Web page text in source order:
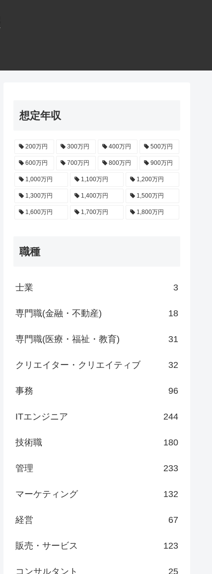
想定年収
200万円 300万円 400万円 500万円
600万円 700万円 800万円 900万円
1,000万円 1,100万円 1,200万円
1,300万円 1,400万円 1,500万円
1,600万円 1,700万円 1,800万円
職種
士業 3
専門職(金融・不動産) 18
専門職(医療・福祉・教育) 31
クリエイター・クリエイティブ 32
事務 96
ITエンジニア 244
技術職 180
管理 233
マーケティング 132
経営 67
販売・サービス 123
コンサルタント 25